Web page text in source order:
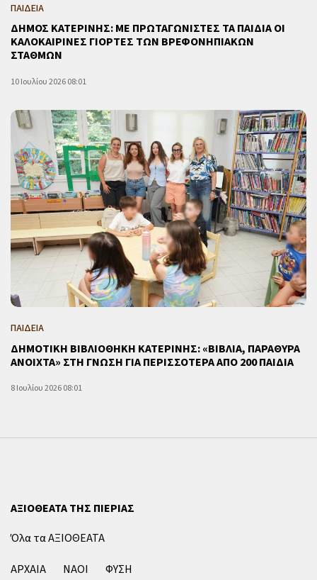
ΠΑΙΔΕΙΑ
ΔΗΜΟΣ ΚΑΤΕΡΙΝΗΣ: ΜΕ ΠΡΩΤΑΓΩΝΙΣΤΕΣ ΤΑ ΠΑΙΔΙΑ ΟΙ
ΚΑΛΟΚΑΙΡΙΝΕΣ ΓΙΟΡΤΕΣ ΤΩΝ ΒΡΕΦΟΝΗΠΙΑΚΩΝ
ΣΤΑΘΜΩΝ
10 Ιουλίου 2026 08:01
ΠΑΙΔΕΙΑ
ΔΗΜΟΤΙΚΗ ΒΙΒΛΙΟΘΗΚΗ ΚΑΤΕΡΙΝΗΣ: «ΒΙΒΛΙΑ, ΠΑΡΑΘΥΡΑ
ΑΝΟΙΧΤΑ» ΣΤΗ ΓΝΩΣΗ ΓΙΑ ΠΕΡΙΣΣΟΤΕΡΑ ΑΠΟ 200 ΠΑΙΔΙΑ
8 Ιουλίου 2026 08:01
ΑΞΙΟΘΕΑΤΑ ΤΗΣ ΠΙΕΡΙΑΣ
Όλα τα ΑΞΙΟΘΕΑΤΑ
ΑΡΧΑΙΑ
ΝΑΟΙ ΦΥΣΗ